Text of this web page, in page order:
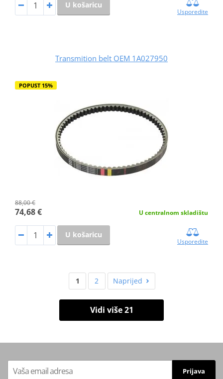
U košaricu
Usporedite
Transmition belt OEM 1A027950
POPUST 15%
88,00 €
74,68 € U centralnom skladištu
U košaricu
Usporedite
1 2 Naprijed
Vidi više 21
Prijava